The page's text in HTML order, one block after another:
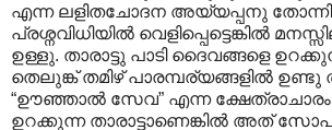
എന്ന ലളിതചോദന അയ്യപ്പനു
പ്രശ്നവിധിയിൽ വെളിപ്പെട്ടെങ്കിൽ
ഉള്ളു. താരാട്ടു പാടി ദൈവങ്ങളെ
തെലുങ്ക് തമിഴ് പാരമ്പര്യങ്ങളിൽ ഉണ്ടു
“ഊഞ്ഞാൽ സേവ” എന്ന
ഉറക്കുന്ന താരാട്ടാണെങ്കിൽ അത്